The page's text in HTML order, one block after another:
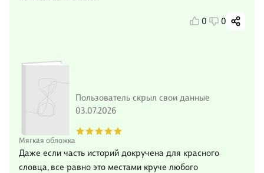
0 0
Мягкая обложка
Пользователь скрыл свои данные
03.07.2026
Даже если часть историй докручена для красного
словца, все равно это местами круче любого